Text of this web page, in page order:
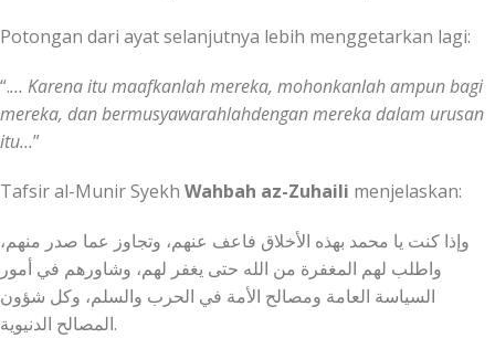
Potongan dari ayat selanjutnya lebih menggetarkan lagi:
“.… Karena itu maafkanlah mereka, mohonkanlah ampun bagi
mereka, dan bermusyawarahlahdengan mereka dalam urusan
itu…”
Tafsir al-Munir Syekh Wahbah az-Zuhaili menjelaskan:
واطلب لهم المغفرة من الله حتى يغفر لهم، وشاورهم في أمور
السياسة العامة ومصالح الأمة في الحرب والسلم، وكل شؤون
المصالح الدنيوية.